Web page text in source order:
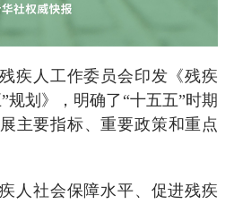
人工作委员会印发《残疾
规划》，明确了“十五五”时期
主要指标、重要政策和重点
社会保障水平、促进残疾